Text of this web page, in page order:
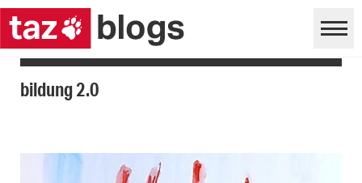
bildung 2.0